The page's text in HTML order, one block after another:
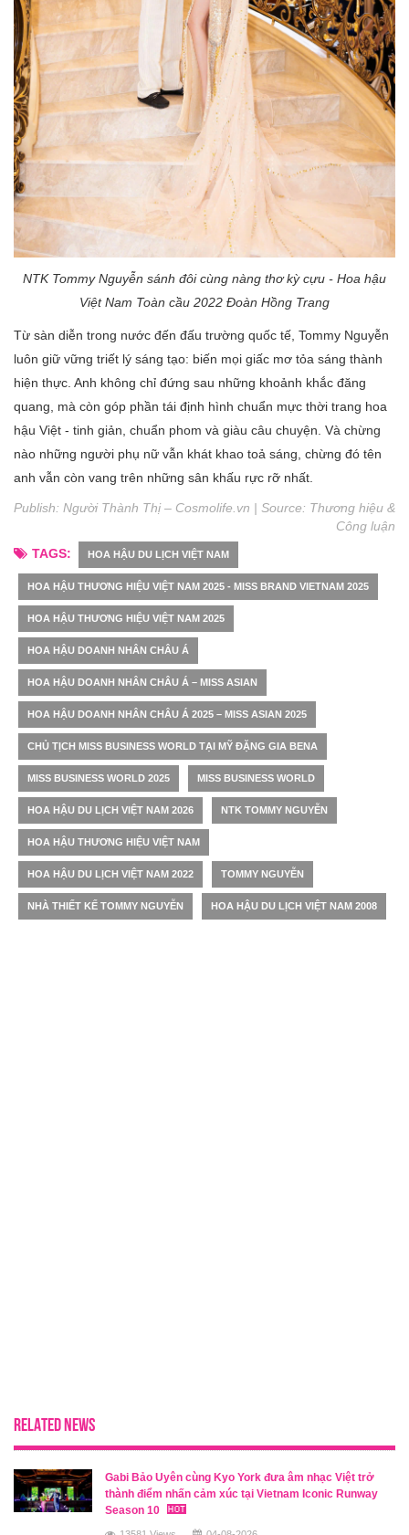
NTK Tommy Nguyễn sánh đôi cùng nàng thơ kỳ cựu - Hoa hậu
Việt Nam Toàn cầu 2022 Đoàn Hồng Trang
Từ sàn diễn trong nước đến đấu trường quốc tế, Tommy Nguyễn
luôn giữ vững triết lý sáng tạo: biến mọi giấc mơ tỏa sáng thành
hiện thực. Anh không chỉ đứng sau những khoảnh khắc đăng
quang, mà còn góp phần tái định hình chuẩn mực thời trang hoa
hậu Việt - tinh giản, chuẩn phom và giàu câu chuyện. Và chừng
nào những người phụ nữ vẫn khát khao toả sáng, chừng đó tên
anh vẫn còn vang trên những sân khấu rực rỡ nhất.
Publish: Người Thành Thị – Cosmolife.vn | Source: Thương hiệu &
Công luận
TAGS:
HOA HẬU DU LỊCH VIỆT NAM
HOA HẬU THƯƠNG HIỆU VIỆT NAM 2025 - MISS BRAND VIETNAM 2025
HOA HẬU THƯƠNG HIỆU VIỆT NAM 2025
HOA HẬU DOANH NHÂN CHÂU Á
HOA HẬU DOANH NHÂN CHÂU Á – MISS ASIAN
HOA HẬU DOANH NHÂN CHÂU Á 2025 – MISS ASIAN 2025
CHỦ TỊCH MISS BUSINESS WORLD TẠI MỸ ĐẶNG GIA BENA
MISS BUSINESS WORLD 2025 MISS BUSINESS WORLD
HOA HẬU DU LỊCH VIỆT NAM 2026 NTK TOMMY NGUYỄN
HOA HẬU THƯƠNG HIỆU VIỆT NAM
HOA HẬU DU LỊCH VIỆT NAM 2022 TOMMY NGUYỄN
NHÀ THIẾT KẾ TOMMY NGUYỄN HOA HẬU DU LỊCH VIỆT NAM 2008
RELATED NEWS
Gabi Bảo Uyên cùng Kyo York đưa âm nhạc Việt trở
thành điểm nhấn cảm xúc tại Vietnam Iconic Runway
Season 10